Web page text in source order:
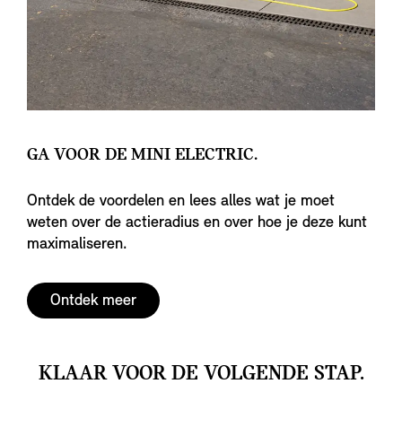
GA VOOR DE MINI ELECTRIC.
Ontdek de voordelen en lees alles wat je moet
weten over de actieradius en over hoe je deze kunt
maximaliseren.
Ontdek meer
KLAAR VOOR DE VOLGENDE STAP.